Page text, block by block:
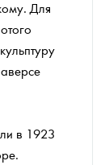
Для
в 1923